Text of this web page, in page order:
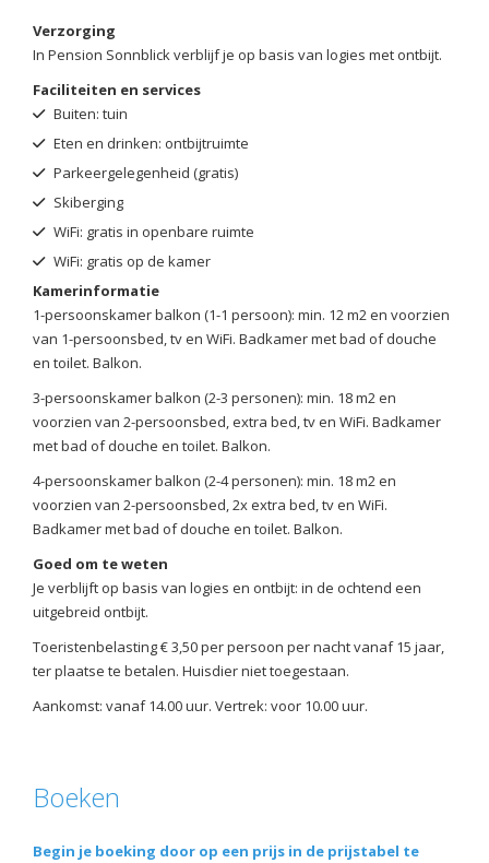
Verzorging
In Pension Sonnblick verblijf je op basis van logies met ontbijt.
Faciliteiten en services
Buiten: tuin
Eten en drinken: ontbijtruimte
Parkeergelegenheid (gratis)
Skiberging
WiFi: gratis in openbare ruimte
WiFi: gratis op de kamer
Kamerinformatie
1-persoonskamer balkon (1-1 persoon): min. 12 m2 en voorzien
van 1-persoonsbed, tv en WiFi. Badkamer met bad of douche
en toilet. Balkon.
3-persoonskamer balkon (2-3 personen): min. 18 m2 en
voorzien van 2-persoonsbed, extra bed, tv en WiFi. Badkamer
met bad of douche en toilet. Balkon.
4-persoonskamer balkon (2-4 personen): min. 18 m2 en
voorzien van 2-persoonsbed, 2x extra bed, tv en WiFi.
Badkamer met bad of douche en toilet. Balkon.
Goed om te weten
Je verblijft op basis van logies en ontbijt: in de ochtend een
uitgebreid ontbijt.
Toeristenbelasting € 3,50 per persoon per nacht vanaf 15 jaar,
ter plaatse te betalen. Huisdier niet toegestaan.
Aankomst: vanaf 14.00 uur. Vertrek: voor 10.00 uur.
Boeken
Begin je boeking door op een prijs in de prijstabel te